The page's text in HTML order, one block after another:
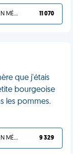
TU L'AS BIEN MÉRITÉ 11 070
que j'étais
bourgeoise
les pommes.
TU L'AS BIEN MÉRITÉ 9 329